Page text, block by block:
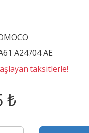
A24704 AE
taksitlerle!
₺